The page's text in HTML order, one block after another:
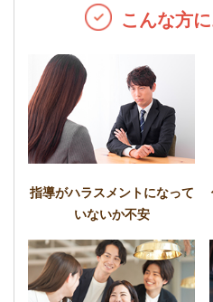
こんな方
指導がハラスメントになって
いないか不安